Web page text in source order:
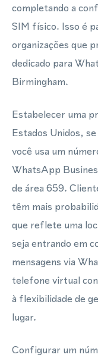
completando a
SIM físico. Isso é
organizações que
dedicado para
Birmingham.
Estabelecer uma
Estados Unidos,
você usa um
WhatsApp
de área 659.
têm mais
que reflete uma
seja entrando em
mensagens via
telefone virtual
à flexibilidade de
lugar.
Configurar um